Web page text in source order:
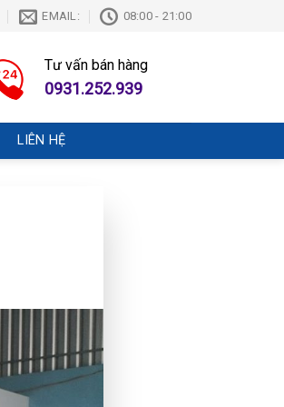
EMAIL: 08:00 - 21:00
Tư vấn bán hàng
0931.252.939
LIÊN HỆ